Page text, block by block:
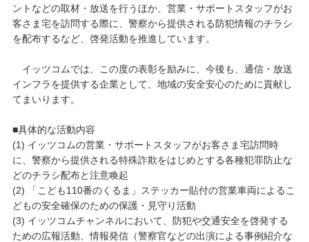
ントなどの取材・放送を行うほか、営業・サポートスタッフがお
客さま宅を訪問する際に、警察から提供される防犯情報のチラシ
を配布するなど、啓発活動を推進しています。
イッツコムでは、この度の表彰を励みに、今後も、通信・放送
インフラを提供する企業として、地域の安全安心のために貢献し
てまいります。
■具体的な活動内容
(1) イッツコムの営業・サポートスタッフがお客さま宅訪問時
に、警察から提供される特殊詐欺をはじめとする各種犯罪防止な
どのチラシ配布と注意喚起
(2) 「こども110番のくるま」ステッカー貼付の営業車両によるこ
どもの安全確保のための保護・見守り活動
(3) イッツコムチャンネルにおいて、防犯や交通安全を啓発する
ための広報活動、情報発信（警察官などの出演による事例紹介な